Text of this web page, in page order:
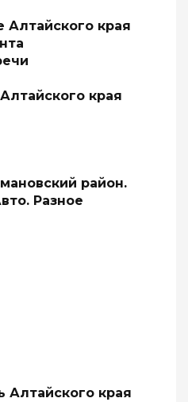
Алтайского края
края
район.
Разное
края